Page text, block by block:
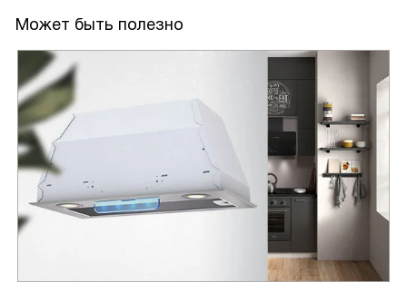
Может быть полезно
распространялись по всему жилью.
Также хочу отметить, что угольные фильтры
приобретаются отдельно. Я рекомендую их использовать
для еще большей эффективности работы вытяжки.
Вес вытяжки всего 4.6 кг, что облегчает ее установку. К
тому же, она встраивается в подвесной шкаф, что
позволяет экономить пространство на кухне.
Я доволен покупкой и считаю, что эта вытяжка - отличное
решение для любой кухни. Она сочетает в себе